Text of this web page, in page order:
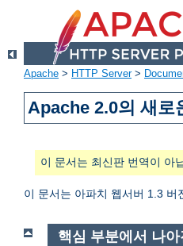
Apache > HTTP Server>
Apache 2.0의 새로
이 문서는 최신판 번역이 아
이 문서는 아파치 웹서버 1.3
핵심 부분에서 나아